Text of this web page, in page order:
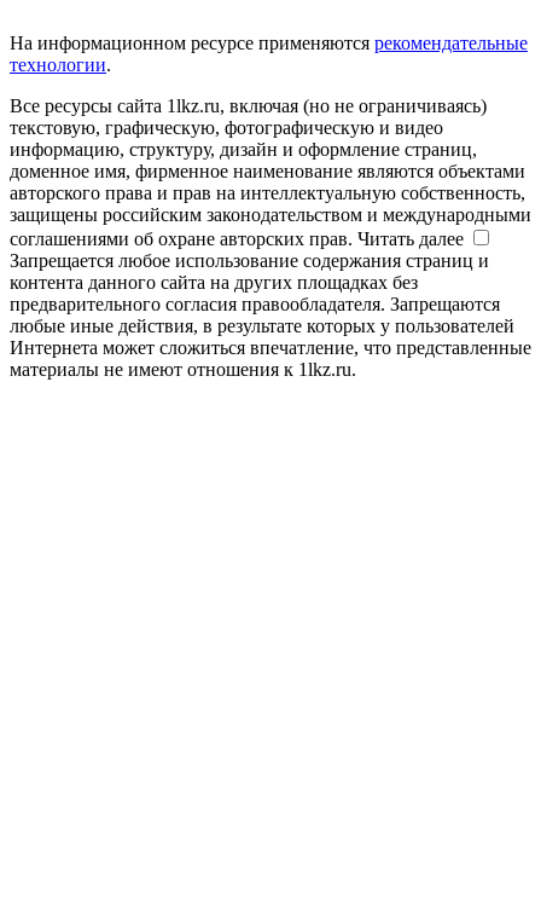
На информационном ресурсе применяются рекомендательные
технологии.
Все ресурсы сайта 1lkz.ru, включая (но не ограничиваясь)
текстовую, графическую, фотографическую и видео
информацию, структуру, дизайн и оформление страниц,
доменное имя, фирменное наименование являются объектами
авторского права и прав на интеллектуальную собственность,
защищены российским законодательством и международными
соглашениями об охране авторских прав. Читать далее
Запрещается любое использование содержания страниц и
контента данного сайта на других площадках без
предварительного согласия правообладателя. Запрещаются
любые иные действия, в результате которых у пользователей
Интернета может сложиться впечатление, что представленные
материалы не имеют отношения к 1lkz.ru.